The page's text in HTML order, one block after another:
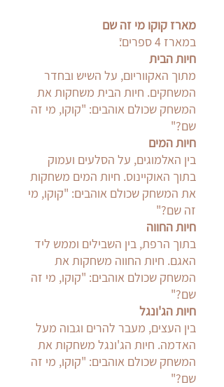
מארז קוקו מי זה שם
במארז 4 ספרים:ֿ
חיות הבית
מתוך האקווריום, על השיש ובחדר
המשחקים. חיות הבית משחקות את
המשחק שכולם אוהבים: "קוקו, מי זה
שם?"
חיות המים
בין האלמוגים, על הסלעים ועמוק
בתוך האוקיינוס. חיות המים משחקות
את המשחק שכולם אוהבים: "קוקו, מי
זה שם?"
חיות החווה
בתוך הרפת, בין השבילים וממש ליד
האגם. חיות החווה משחקות את
המשחק שכולם אוהבים: "קוקו, מי זה
שם?"
חיות הג'ונגל
בין העצים, מעבר להרים וגבוה מעל
האדמה. חיות הג'ונגל משחקות את
המשחק שכולם אוהבים: "קוקו, מי זה
שם?"